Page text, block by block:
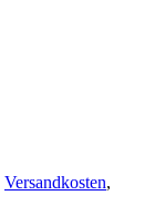
Versandkosten,